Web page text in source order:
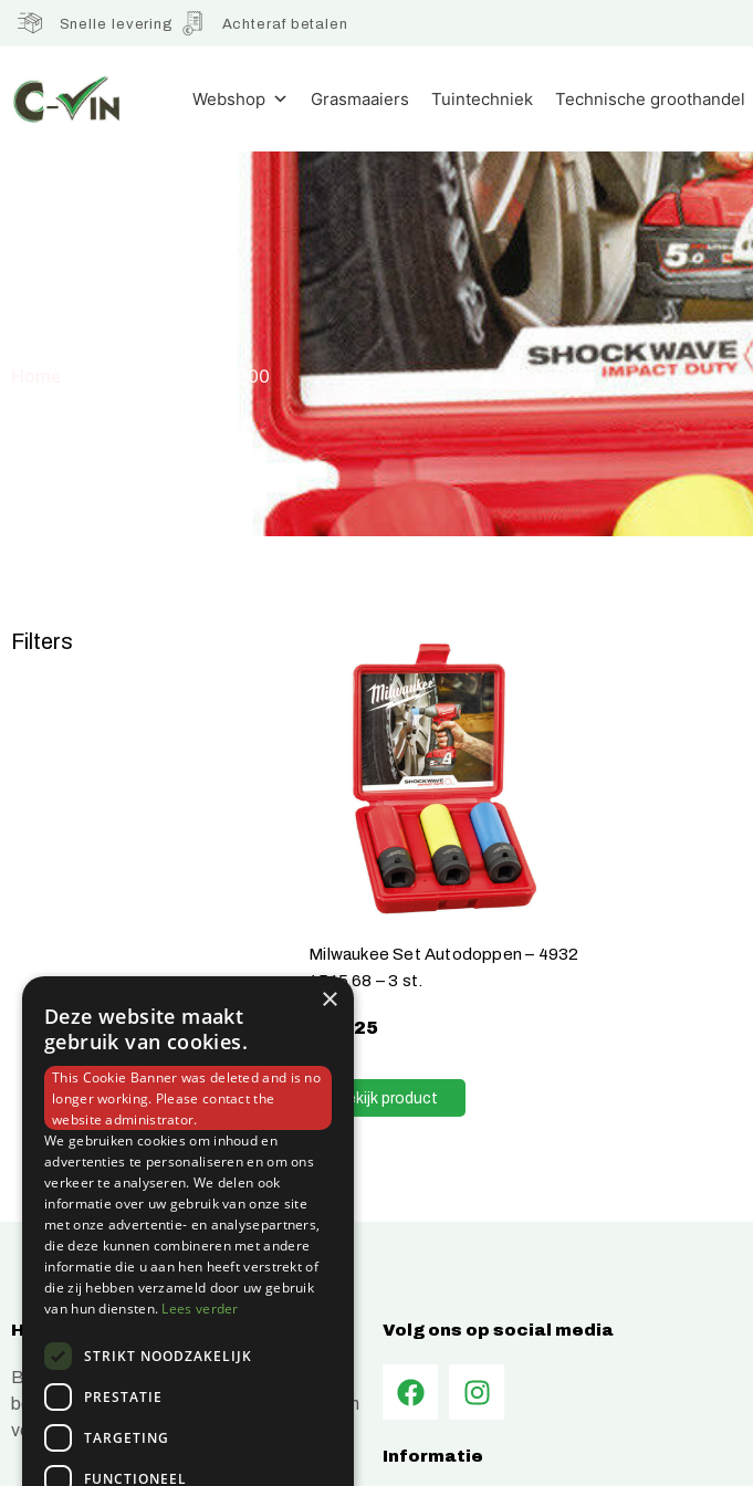
Snelle levering Achteraf betalen
Webshop Grasmaaiers Tuintechniek Technische groothandel
/ Product Gewicht / 900
Filters
Milwaukee Set Autodoppen – 4932
4515 68 – 3 st.
36,25
Bekijk product
Hoe kunnen wij jou helpen?
Bij C-Vin hebben wij alles in huis om je
bouwprojecten efficiënt en succesvol te laten
verlopen.
Volg ons op social media
Informatie
×
Deze website maakt
gebruik van cookies.
This Cookie Banner was deleted and is no
longer working. Please contact the
website administrator.
We gebruiken cookies om inhoud en
advertenties te personaliseren en om ons
verkeer te analyseren. We delen ook
informatie over uw gebruik van onze site
met onze advertentie- en analysepartners,
die deze kunnen combineren met andere
informatie die u aan hen heeft verstrekt of
die zij hebben verzameld door uw gebruik
van hun diensten. Lees verder
STRIKT NOODZAKELIJK
PRESTATIE
TARGETING
FUNCTIONEEL